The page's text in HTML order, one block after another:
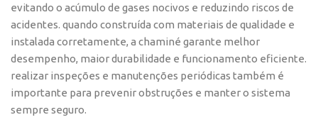
evitando o acúmulo de gases nocivos e reduzindo riscos de
acidentes. quando construída com materiais de qualidade e
instalada corretamente, a chaminé garante melhor
desempenho, maior durabilidade e funcionamento eficiente.
realizar inspeções e manutenções periódicas também é
importante para prevenir obstruções e manter o sistema
sempre seguro.